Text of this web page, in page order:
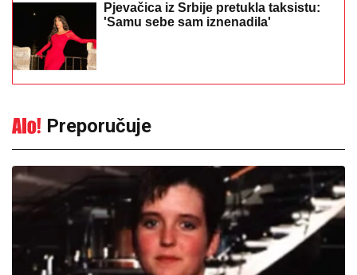
Pjevačica iz Srbije pretukla taksistu:
'Samu sebe sam iznenadila'
Preporučuje